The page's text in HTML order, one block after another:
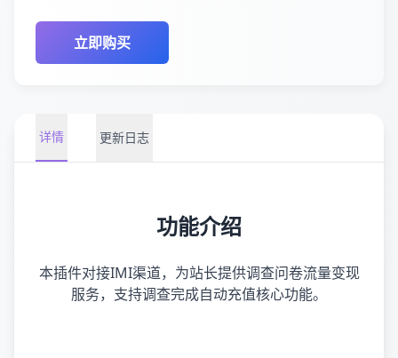
立即购买
详情 更新日志
功能介绍
本插件对接IMI渠道，为站长提供调查问卷流量变现
服务，支持调查完成自动充值核心功能。